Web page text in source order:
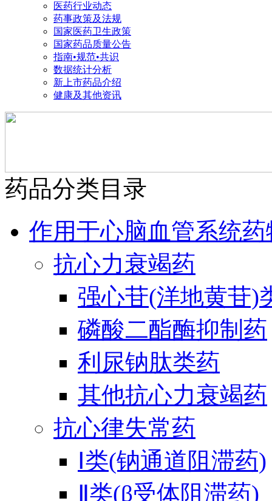
医药行业动态
药事政策及法规
国家医药卫生政策
国家药品质量公告
指南•规范•共识
数据统计分析
新上市药品介绍
健康及其他资讯
药品分类目录
作用于心脑血管系统药
抗心力衰竭药
强心苷(洋地黄苷)
磷酸二酯酶抑制药
利尿钠肽类药
其他抗心力衰竭药
抗心律失常药
Ⅰ类(钠通道阻滞药)
Ⅱ类(β受体阻滞药)